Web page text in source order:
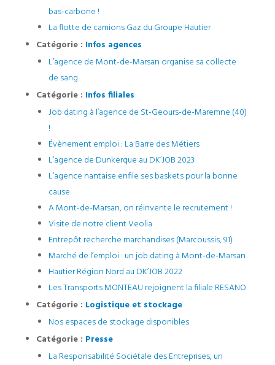
bas-carbone !
La flotte de camions Gaz du Groupe Hautier
Catégorie : Infos agences
L’agence de Mont-de-Marsan organise sa collecte
de sang
Catégorie : Infos filiales
Job dating à l’agence de St-Geours-de-Maremne (40)
!
Évènement emploi : La Barre des Métiers
L’agence de Dunkerque au DK’JOB 2023
L’agence nantaise enfile ses baskets pour la bonne
cause
A Mont-de-Marsan, on réinvente le recrutement !
Visite de notre client Veolia
Entrepôt recherche marchandises (Marcoussis, 91)
Marché de l’emploi : un job dating à Mont-de-Marsan
Hautier Région Nord au DK’JOB 2022
Les Transports MONTEAU rejoignent la filiale RESANO
Catégorie : Logistique et stockage
Nos espaces de stockage disponibles
Catégorie : Presse
La Responsabilité Sociétale des Entreprises, un